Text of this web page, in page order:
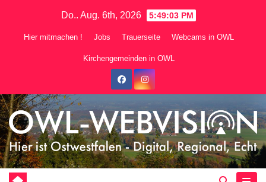
Do.. Aug. 6th, 2026 5:49:04 PM
Hier mitmachen ! Jobs Trauerseite Webcams in OWL
Kirchengemeinden in OWL